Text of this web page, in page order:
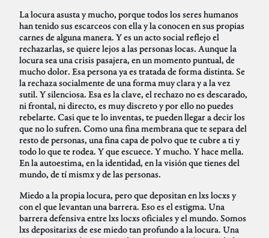
La locura asusta y mucho, porque todos los seres humanos
han tenido sus escarceos con ella y la conocen en sus propias
carnes de alguna manera. Y es un acto social reflejo el
rechazarlas, se quiere lejos a las personas locas. Aunque la
locura sea una crisis pasajera, en un momento puntual, de
mucho dolor. Esa persona ya es tratada de forma distinta. Se
la rechaza socialmente de una forma muy clara y a la vez
sutil. Y silenciosa. Esa es la clave, el rechazo no es descarado,
ni frontal, ni directo, es muy discreto y por ello no puedes
rebelarte. Casi que te lo inventas, te pueden llegar a decir los
que no lo sufren. Como una fina membrana que te separa del
resto de personas, una fina capa de polvo que te cubre a ti y
todo lo que te rodea. Y que escuece. Y mucho. Y hace mella.
En la autoestima, en la identidad, en la visión que tienes del
mundo, de tí mismx y de las personas.
Miedo a la propia locura, pero que depositan en lxs locxs y
con el que levantan una barrera. Eso es el estigma. Una
barrera defensiva entre lxs locxs oficiales y el mundo. Somos
lxs depositarixs de ese miedo tan profundo a la locura. Una